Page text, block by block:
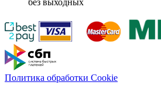
без выходных
Политика обработки Cookie